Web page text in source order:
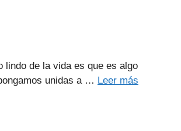
lindo de la vida es que es algo
unidas a … Leer más